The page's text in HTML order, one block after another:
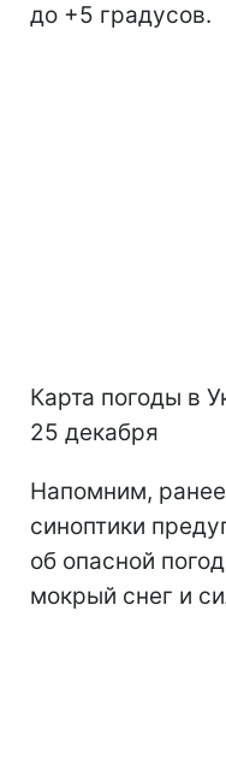
до +5 градусов.
Карта погоды в
25 декабря
Напомним,
синоптики
об опасной
мокрый снег и